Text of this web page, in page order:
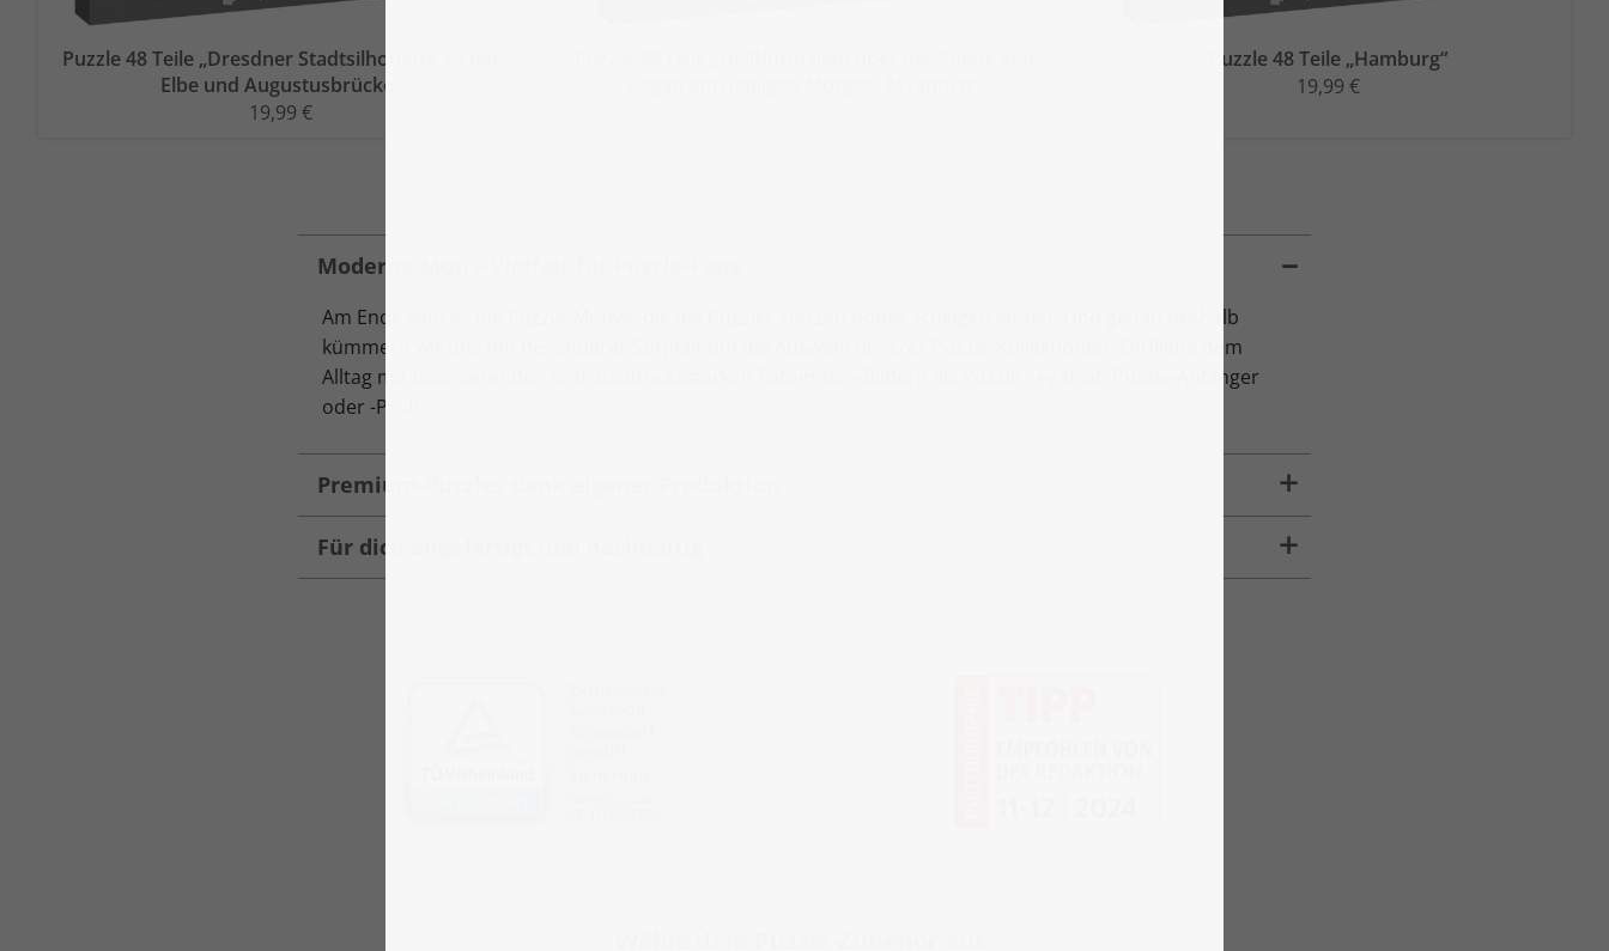
Puzzle 48 Teile „Dresdner Stadtsilhouette an der
Elbe und Augustusbrücke“
19,99 €
Puzzle 48 Teile „Hamburg“
19,99 €
Moderne Motiv-Vielfalt für Puzzle-Fans
Am Ende sind es die Puzzle-Motive, die die Puzzler-Herzen höher schlagen lassen. Und genau deshalb
kümmern wir uns mit besonderer Sorgfalt um die Auswahl unserer Puzzle-Kollektionen. Entfliehe dem
Alltag mit faszinierenden und ausdrucksstarken Fotografen-Bildern als Puzzle - egal, ob Puzzle-Anfänger
oder -Profi.
Premium-Puzzles dank eigener Produktion
Für dich angefertigt und nachhaltig